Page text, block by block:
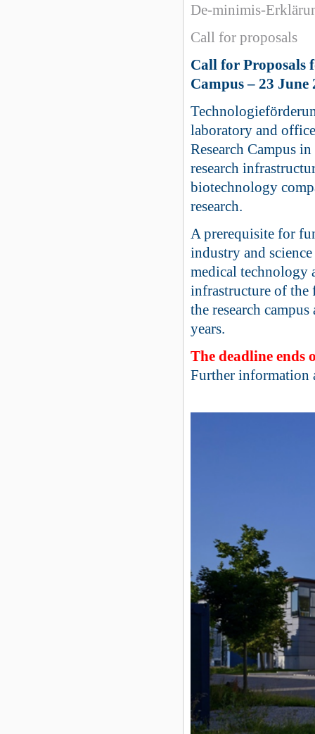
De-minimis-
Call for proposals
Call for Proposals
Campus – 23 June
laboratory and
Research Campus
research
biotechnology
research.
A prerequisite for
industry and
medical technology
infrastructure of the
the research
years.
The deadline ends
Further information